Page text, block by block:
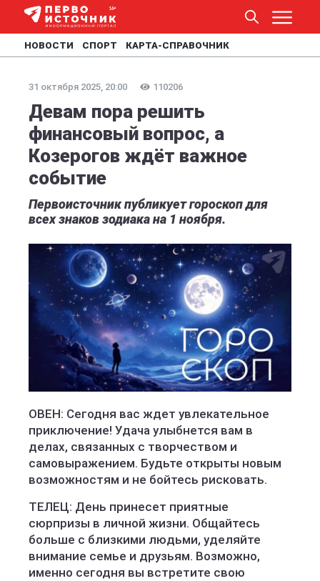
НОВОСТИ СПОРТ КАРТА-СПРАВОЧНИК
31 октября 2025, 20:00 110206
Девам пора решить
финансовый вопрос, а
Козерогов ждёт важное
событие
Первоисточник публикует гороскоп для
всех знаков зодиака на 1 ноября.
ОВЕН: Сегодня вас ждет увлекательное
приключение! Удача улыбнется вам в
делах, связанных с творчеством и
самовыражением. Будьте открыты новым
возможностям и не бойтесь рисковать.
ТЕЛЕЦ: День принесет приятные
сюрпризы в личной жизни. Общайтесь
больше с близкими людьми, уделяйте
внимание семье и друзьям. Возможно,
именно сегодня вы встретите свою